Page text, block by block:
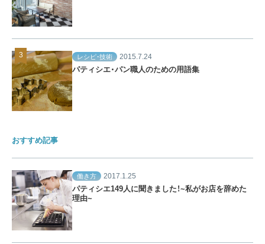
レシピ・技術 2015.7.24
パティシエ・パン職人のための用語集
おすすめ記事
働き方 2017.1.25
パティシエ149人に聞きました！~私がお店を辞めた
理由~